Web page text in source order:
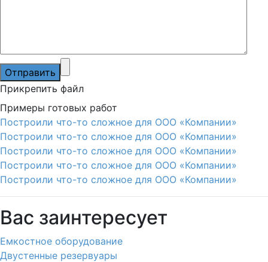
Прикрепить файл
Примеры готовых работ
Построили что-то сложное для ООО «Компании»
Построили что-то сложное для ООО «Компании»
Построили что-то сложное для ООО «Компании»
Построили что-то сложное для ООО «Компании»
Построили что-то сложное для ООО «Компании»
Вас заинтересует
Емкостное оборудование
Двустенные резервуары